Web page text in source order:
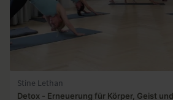
Stine Lethan
Detox - Erneuerung für Körper, Geist